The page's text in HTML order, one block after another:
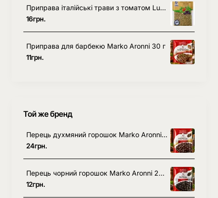
Приправа італійські трави з томатом Lugo Venko 20 г
16грн.
Приправа для барбекю Marko Aronni 30 г
11грн.
Той же бренд
Перець духмяний горошок Marko Aronni 20 г
24грн.
Перець чорний горошок Marko Aronni 20 г
12грн.